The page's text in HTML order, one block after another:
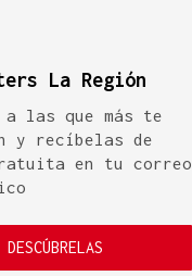
La Región
a las que más te
y recíbelas de
en tu correo
DESCÚBRELAS